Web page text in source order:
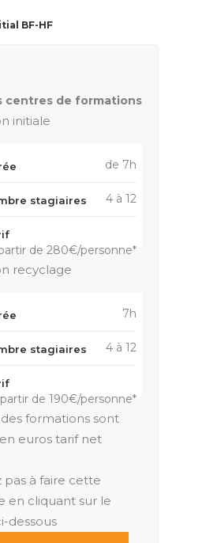
BF-HF
centres de formations
initiale
de 7h
stagiaires 4 à 12
de 280€/personne*
recyclage
7h
stagiaires 4 à 12
de 190€/personne*
formations sont
euros tarif net
pas à faire cette
en cliquant sur le
dessous